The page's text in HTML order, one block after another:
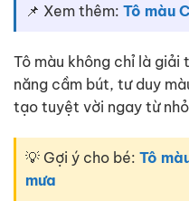
📌 Xem thêm: Tô màu
Tô màu không chỉ là giải
năng cầm bút, tư duy
tạo tuyệt vời ngay từ
💡 Gợi ý cho bé: Tô
mưa